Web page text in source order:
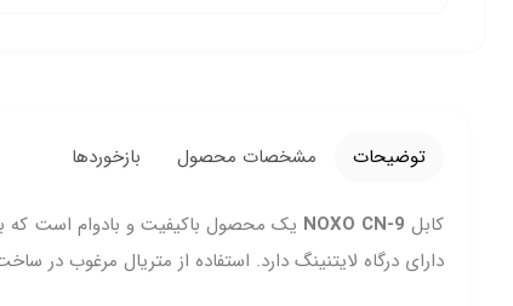
توضیحات مشخصات محصول بازخوردها
کابل NOXO CN‑9 یک محصول باکیفیت و بادوام است که
دارای درگاه لایتنینگ دارد. استفاده از متریال مرغوب در